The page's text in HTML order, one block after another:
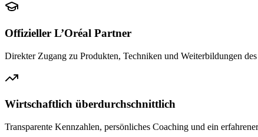
Offizieller L’Oréal Partner
Direkter Zugang zu Produkten, Techniken und Weiterbildungen
Wirtschaftlich überdurchschnittlich
Transparente Kennzahlen, persönliches Coaching und ein